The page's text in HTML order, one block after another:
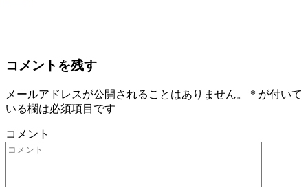
コメントを残す
メールアドレスが公開されることはありません。 * が付いて
いる欄は必須項目です
コメント